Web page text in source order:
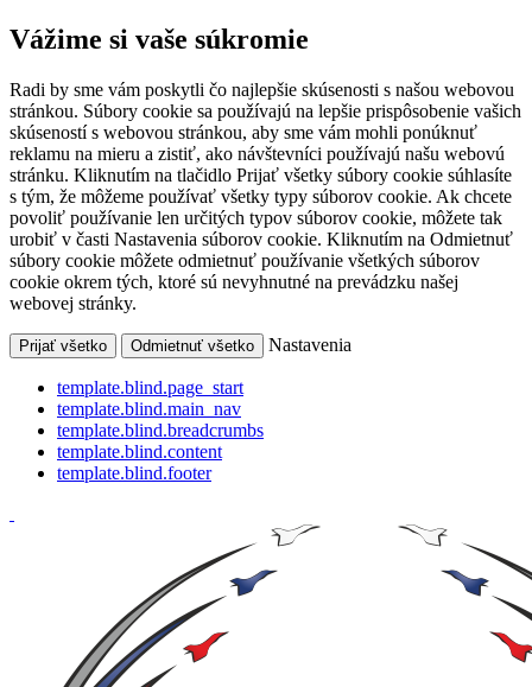
Vážime si vaše súkromie
Radi by sme vám poskytli čo najlepšie skúsenosti s našou webovou
stránkou. Súbory cookie sa používajú na lepšie prispôsobenie vašich
skúseností s webovou stránkou, aby sme vám mohli ponúknuť
reklamu na mieru a zistiť, ako návštevníci používajú našu webovú
stránku. Kliknutím na tlačidlo Prijať všetky súbory cookie súhlasíte
s tým, že môžeme používať všetky typy súborov cookie. Ak chcete
povoliť používanie len určitých typov súborov cookie, môžete tak
urobiť v časti Nastavenia súborov cookie. Kliknutím na Odmietnuť
súbory cookie môžete odmietnuť používanie všetkých súborov
cookie okrem tých, ktoré sú nevyhnutné na prevádzku našej
webovej stránky.
Prijať všetko Odmietnuť všetko Nastavenia
template.blind.page_start
template.blind.main_nav
template.blind.breadcrumbs
template.blind.content
template.blind.footer